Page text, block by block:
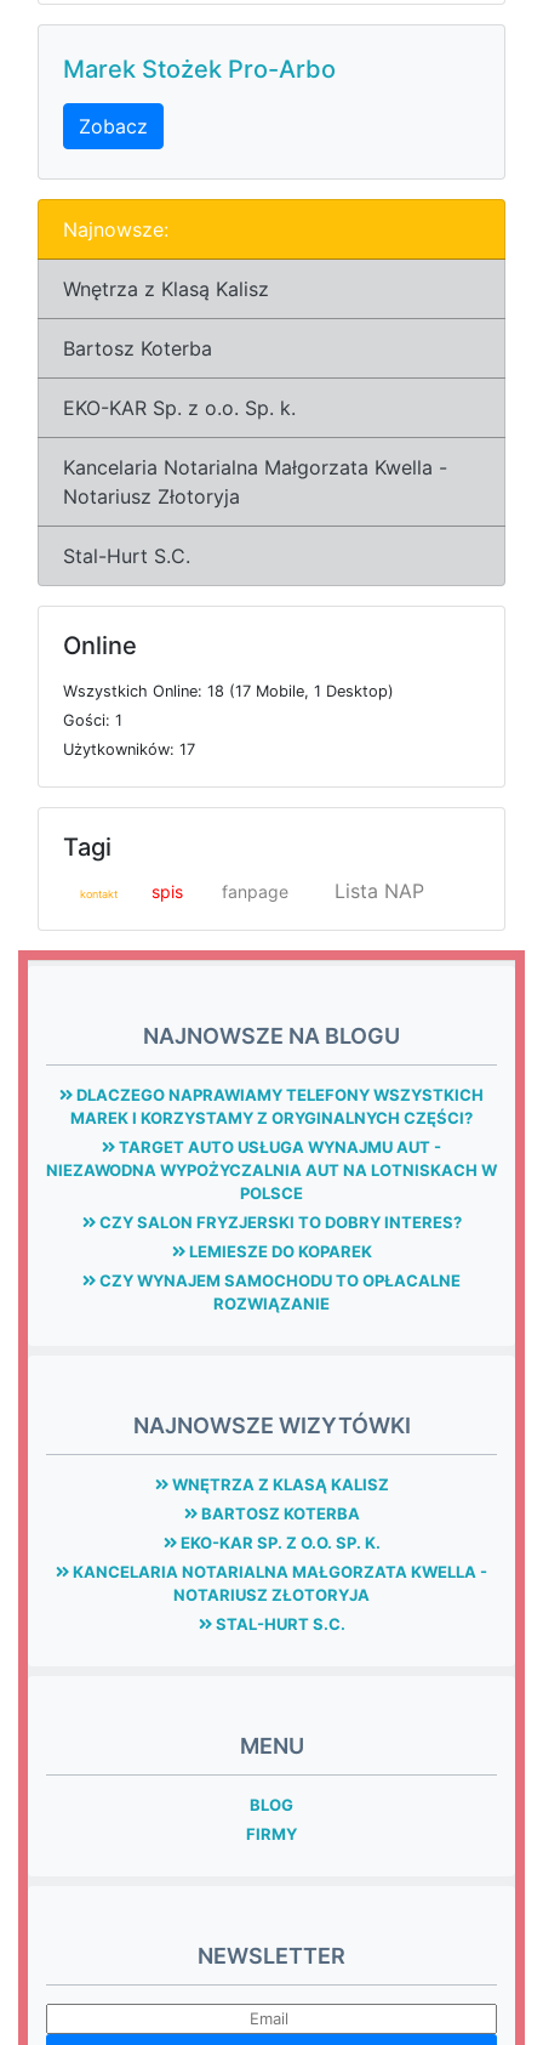
Marek Stożek Pro-Arbo
Zobacz
Najnowsze:
Wnętrza z Klasą Kalisz
Bartosz Koterba
EKO-KAR Sp. z o.o. Sp. k.
Kancelaria Notarialna Małgorzata Kwella -
Notariusz Złotoryja
Stal-Hurt S.C.
Online
Wszystkich Online: 18 (17 Mobile, 1 Desktop)
Gości: 1
Użytkowników: 17
Tagi
kontakt spis fanpage Lista NAP
NAJNOWSZE NA BLOGU
DLACZEGO NAPRAWIAMY TELEFONY WSZYSTKICH
MAREK I KORZYSTAMY Z ORYGINALNYCH CZĘŚCI?
TARGET AUTO USŁUGA WYNAJMU AUT -
NIEZAWODNA WYPOŻYCZALNIA AUT NA LOTNISKACH W
POLSCE
CZY SALON FRYZJERSKI TO DOBRY INTERES?
LEMIESZE DO KOPAREK
CZY WYNAJEM SAMOCHODU TO OPŁACALNE
ROZWIĄZANIE
NAJNOWSZE WIZYTÓWKI
WNĘTRZA Z KLASĄ KALISZ
BARTOSZ KOTERBA
EKO-KAR SP. Z O.O. SP. K.
KANCELARIA NOTARIALNA MAŁGORZATA KWELLA -
NOTARIUSZ ZŁOTORYJA
STAL-HURT S.C.
MENU
BLOG
FIRMY
NEWSLETTER